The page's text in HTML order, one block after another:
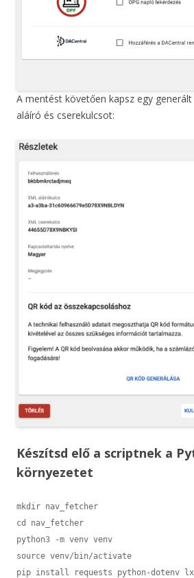
A mentést követően kapsz egy generált
aláíró és cserekulcsot:
Készítsd elő a scriptnek a
környezetet
mkdir nav_fetcher
cd nav_fetcher
python3 -m venv venv
source venv/bin/activate
pip install requests python-dotenv